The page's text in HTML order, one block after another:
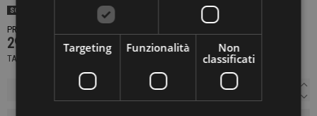
SOLD OUT
PRODOTTO NON DISPONIBILE CONTATTACI PER SAPERE DI PIÙ
299,00 €
TASSE INCLUSE
Targeting Funzionalità
Non
classificati